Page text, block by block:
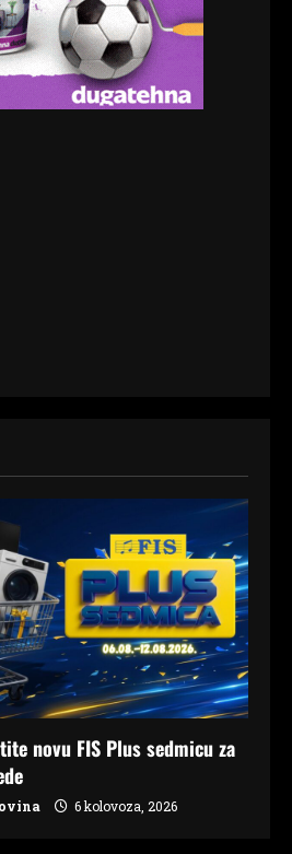
novu FIS Plus sedmicu za
6 kolovoza, 2026